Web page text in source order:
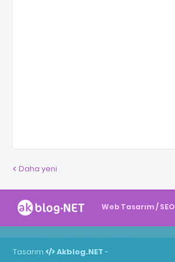
Daha yeni
Web Tasarım / SEO
Tasarım Akblog.NET -